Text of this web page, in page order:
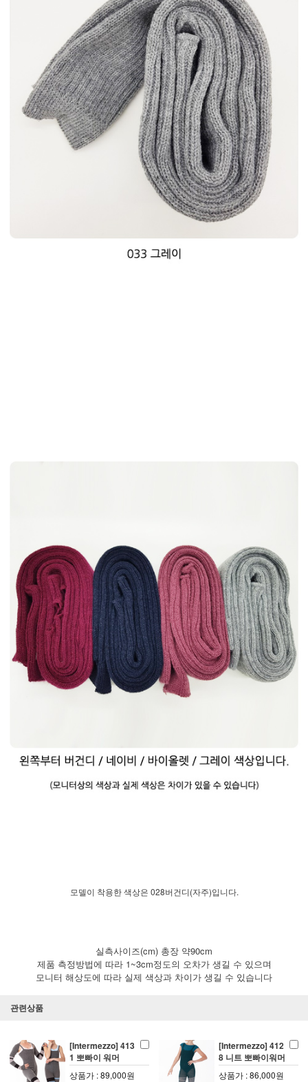
모델이 착용한 색상은 028버건디(자주)입니다.
실측사이즈(cm) 총장 약90cm
제품 측정방법에 따라 1~3cm정도의 오차가 생길 수 있으며
모니터 해상도에 따라 실제 색상과 차이가 생길 수 있습니다
관련상품
[Intermezzo] 413
1 뽀빠이 워머
상품가 : 89,000원
[Intermezzo] 412
8 니트 뽀빠이워머
상품가 : 86,000원